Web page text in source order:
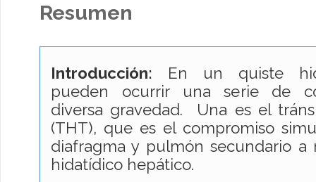
Resumen
Introducción: En un quiste
pueden ocurrir una serie de
diversa gravedad. Una es el
(THT), que es el compromiso
diafragma y pulmón secundario
hidatídico hepático.